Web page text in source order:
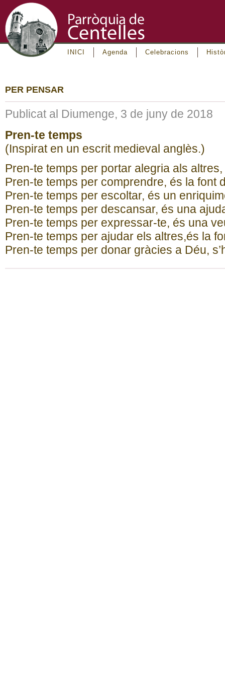
INICI Agenda Celebracions
PER PENSAR
Publicat al Diumenge, 3 de juny de 2018
Pren-te temps
(Inspirat en un escrit medieval anglès.)
Pren-te temps per portar alegria als altres,
Pren-te temps per comprendre, és la font
Pren-te temps per escoltar, és un
Pren-te temps per descansar, és una
Pren-te temps per expressar-te, és una
Pren-te temps per ajudar els altres,és la
Pren-te temps per donar gràcies a Déu,